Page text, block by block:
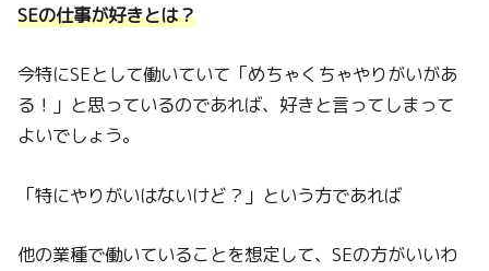
SEの仕事が好きとは？
今特にSEとして働いていて「めちゃくちゃやりがいがあ
る！」と思っているのであれば、好きと言ってしまって
よいでしょう。
「特にやりがいはないけど？」という方であれば
他の業種で働いていることを想定して、SEの方がいいわ